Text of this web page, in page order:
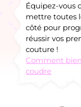
Équipez-vous
mettre toutes
côté pour
réussir vos
couture !
Comment
coudre